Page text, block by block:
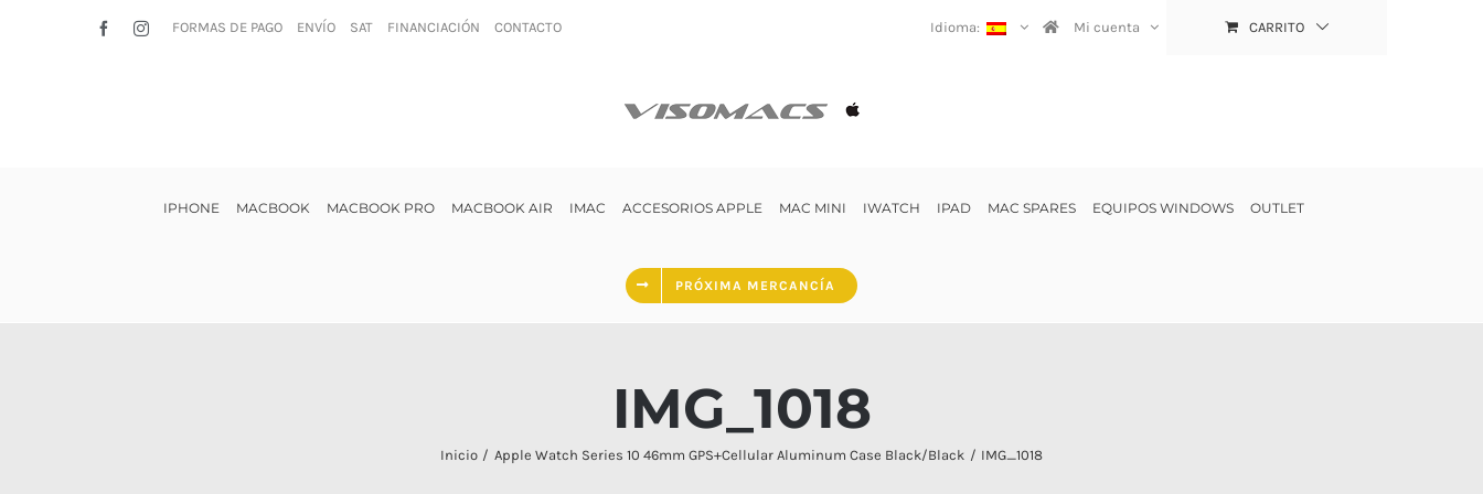
FacebookInstagram
FORMAS DE PAGO ENVÍO SAT FINANCIACIÓN CONTACTO Idioma: Mi cuenta CARRITO
IPHONE MACBOOK MACBOOK PRO MACBOOK AIR IMAC ACCESORIOS APPLE MAC MINI IWATCH IPAD MAC SPARES EQUIPOS WINDOWS OUTLET
PRÓXIMA MERCANCÍA
IMG_1018
Inicio Apple Watch Series 10 46mm GPS+Cellular Aluminum Case Black/Black IMG_1018